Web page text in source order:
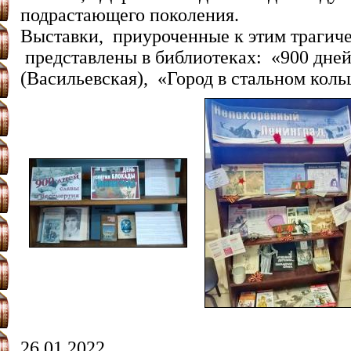
подрастающего поколения.
Выставки, приуроченные к этим
представлены в библиотеках: «900
(Васильевская), «Город в стальном